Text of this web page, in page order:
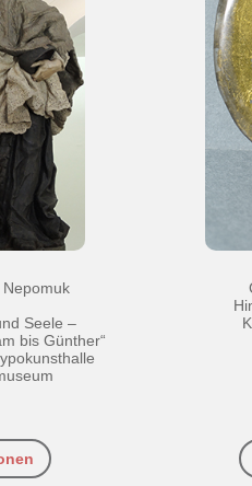
Nepomuk
Seele –
bis Günther“